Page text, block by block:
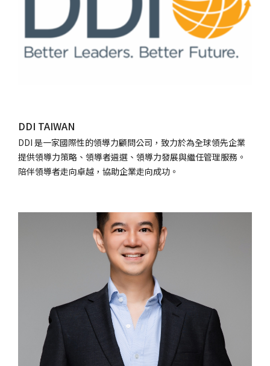
DDI TAIWAN
DDI 是一家國際性的領導力顧問公司，致力於為全球領先企業
提供領導力策略、領導者遴選、領導力發展與繼任管理服務。
陪伴領導者走向卓越，協助企業走向成功。